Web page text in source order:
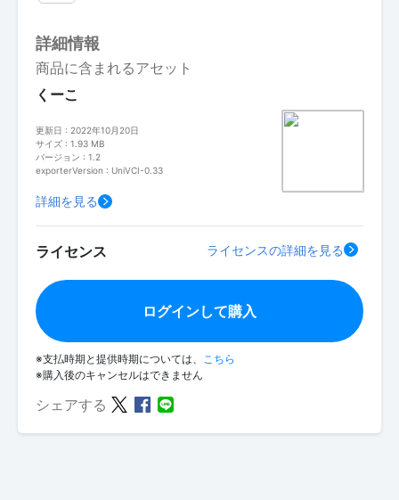
詳細情報
商品に含まれるアセット
くーこ
更新日 : 2022年10月20日
サイズ : 1.93 MB
バージョン : 1.2
exporterVersion : UniVCI-0.33
詳細を見る
ライセンス ライセンスの詳細を見る
ログインして購入
※支払時期と提供時期については、
こちら
※購入後のキャンセルはできません
シェアする